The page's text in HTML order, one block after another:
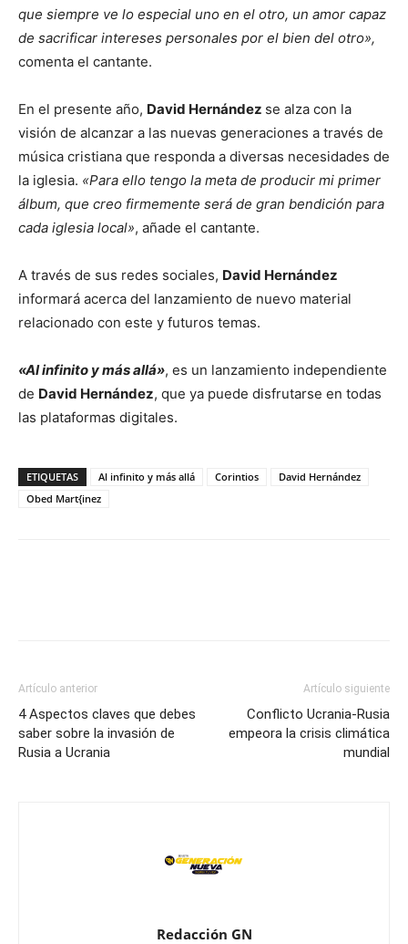
que siempre ve lo especial uno en el otro, un amor capaz
de sacrificar intereses personales por el bien del otro»,
comenta el cantante.
En el presente año, David Hernández se alza con la
visión de alcanzar a las nuevas generaciones a través de
música cristiana que responda a diversas necesidades de
la iglesia. «Para ello tengo la meta de producir mi primer
álbum, que creo firmemente será de gran bendición para
cada iglesia local», añade el cantante.
A través de sus redes sociales, David Hernández
informará acerca del lanzamiento de nuevo material
relacionado con este y futuros temas.
«Al infinito y más allá», es un lanzamiento independiente
de David Hernández, que ya puede disfrutarse en todas
las plataformas digitales.
ETIQUETAS Al infinito y más allá Corintios
David Hernández
Obed Mart{inez
Artículo anterior
4 Aspectos claves que debes
saber sobre la invasión de
Rusia a Ucrania
Artículo siguiente
Conflicto Ucrania-Rusia
empeora la crisis climática
mundial
Redacción GN